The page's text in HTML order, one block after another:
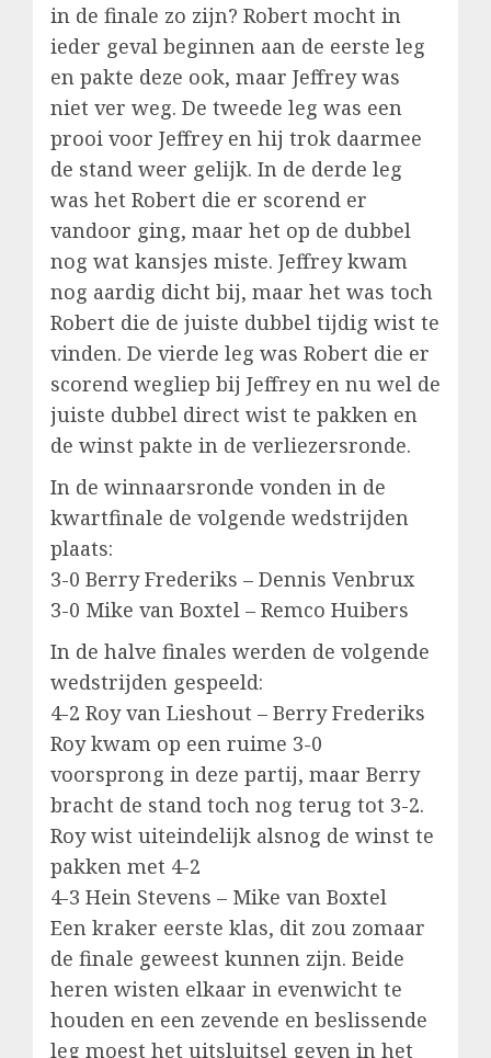
in de finale zo zijn? Robert mocht in
ieder geval beginnen aan de eerste leg
en pakte deze ook, maar Jeffrey was
niet ver weg. De tweede leg was een
prooi voor Jeffrey en hij trok daarmee
de stand weer gelijk. In de derde leg
was het Robert die er scorend er
vandoor ging, maar het op de dubbel
nog wat kansjes miste. Jeffrey kwam
nog aardig dicht bij, maar het was toch
Robert die de juiste dubbel tijdig wist te
vinden. De vierde leg was Robert die er
scorend wegliep bij Jeffrey en nu wel de
juiste dubbel direct wist te pakken en
de winst pakte in de verliezersronde.
In de winnaarsronde vonden in de
kwartfinale de volgende wedstrijden
plaats:
3-0 Berry Frederiks – Dennis Venbrux
3-0 Mike van Boxtel – Remco Huibers
In de halve finales werden de volgende
wedstrijden gespeeld:
4-2 Roy van Lieshout – Berry Frederiks
Roy kwam op een ruime 3-0
voorsprong in deze partij, maar Berry
bracht de stand toch nog terug tot 3-2.
Roy wist uiteindelijk alsnog de winst te
pakken met 4-2
4-3 Hein Stevens – Mike van Boxtel
Een kraker eerste klas, dit zou zomaar
de finale geweest kunnen zijn. Beide
heren wisten elkaar in evenwicht te
houden en een zevende en beslissende
leg moest het uitsluitsel geven in het